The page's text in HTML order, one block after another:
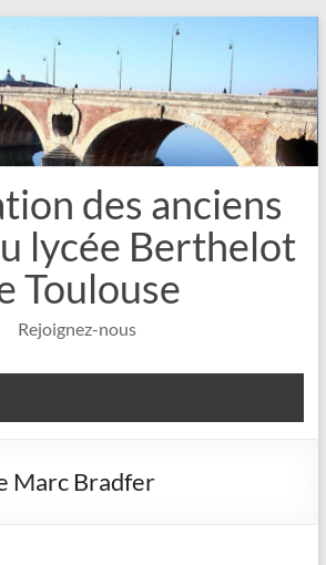
des anciens
lycée Berthelot
Toulouse
Rejoignez-nous
Marc Bradfer